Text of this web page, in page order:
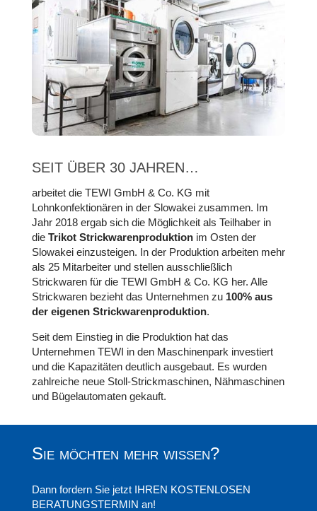
SEIT ÜBER 30 JAHREN…
arbeitet die TEWI GmbH & Co. KG mit
Lohnkonfektionären in der Slowakei zusammen. Im
Jahr 2018 ergab sich die Möglichkeit als Teilhaber in
die Trikot Strickwarenproduktionim Osten der
Slowakei einzusteigen. In der Produktion arbeiten mehr
als 25 Mitarbeiter und stellen ausschließlich
Strickwaren für die TEWI GmbH & Co. KG her. Alle
Strickwaren bezieht das Unternehmen zu 100% aus
der eigenen Strickwarenproduktion.
Seit dem Einstieg in die Produktion hat das
Unternehmen TEWI in den Maschinenpark investiert
und die Kapazitäten deutlich ausgebaut. Es wurden
zahlreiche neue Stoll-Strickmaschinen, Nähmaschinen
und Bügelautomaten gekauft.
Sie möchten mehr wissen?
Dann fordern Sie jetzt IHREN KOSTENLOSEN
BERATUNGSTERMIN an!